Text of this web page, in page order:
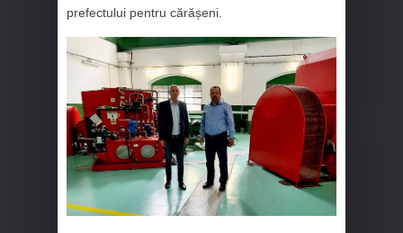
prefectului pentru cărășeni.